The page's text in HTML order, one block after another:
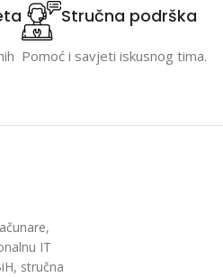
Stručna podrška
Pomoć i savjeti iskusnog tima.
IT
stručna